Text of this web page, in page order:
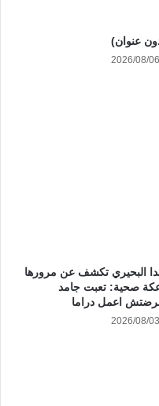
عنوان)
2026/08/06
البحيري تكشف عن مرورها
صحية: تعبت جامد
اعمل دراما
2026/08/03